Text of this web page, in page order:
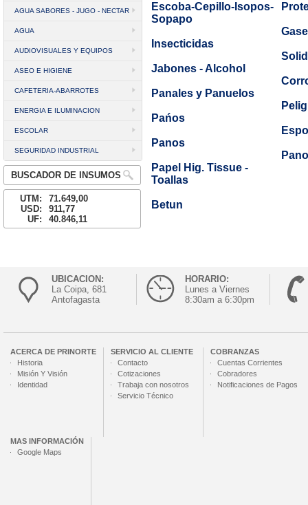
AGUA SABORES - JUGO - NECTAR
AGUA
AUDIOVISUALES Y EQUIPOS
ASEO E HIGIENE
CAFETERIA-ABARROTES
ENERGIA E ILUMINACION
ESCOLAR
SEGURIDAD INDUSTRIAL
BUSCADOR DE INSUMOS
UTM:
71.649,00
USD:
911,77
UF:
40.846,11
Escoba-Cepillo-Isopos-
Sopapo
Insecticidas
Jabones - Alcohol
Panales y Panuelos
Pańos
Panos
Papel Hig. Tissue -
Toallas
Betun
UBICACION:
La Coipa, 681
Antofagasta
HORARIO:
Lunes a Viernes
8:30am a 6:30pm
ACERCA DE PRINORTE
Historia
Misión Y Visión
Identidad
SERVICIO AL CLIENTE
Contacto
Cotizaciones
Trabaja con nosotros
Servicio Técnico
COBRANZAS
Cuentas Corrientes
Cobradores
Notificaciones de Pagos
MAS INFORMACIÓN
Google Maps